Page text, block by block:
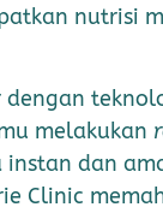
nutrisi
dengan
melakukan
instan dan
Clinic